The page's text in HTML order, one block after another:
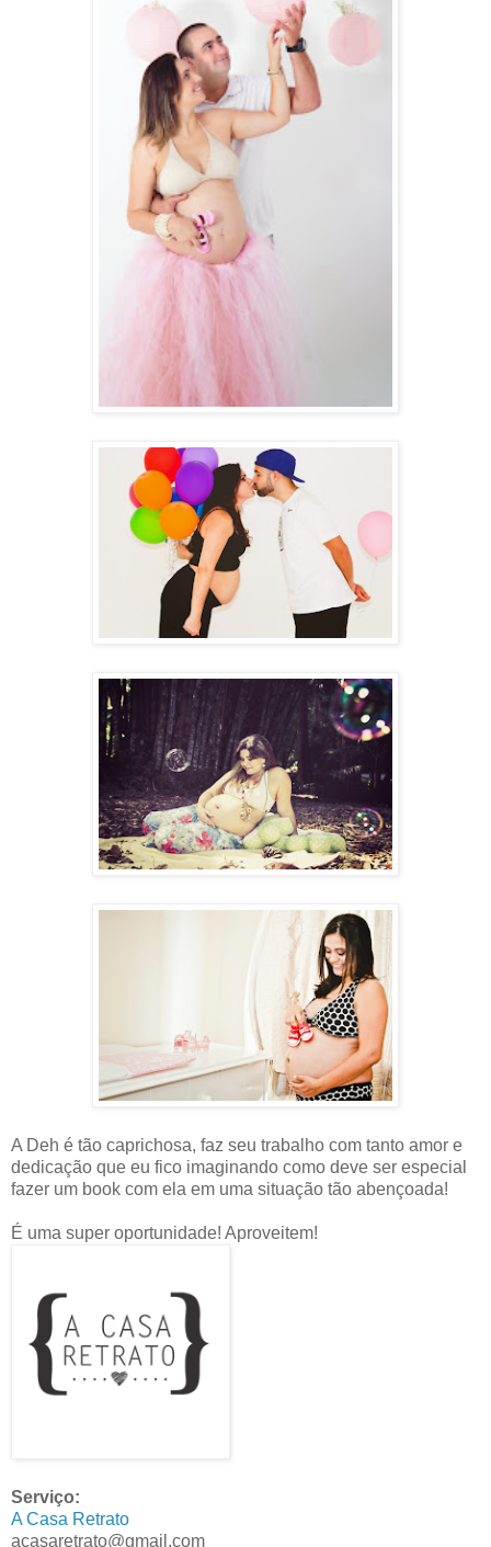
A Deh é tão caprichosa, faz seu trabalho com tanto amor e
dedicação que eu fico imaginando como deve ser especial
fazer um book com ela em uma situação tão abençoada!
É uma super oportunidade! Aproveitem!
Serviço:
A Casa Retrato
acasaretrato@gmail.com